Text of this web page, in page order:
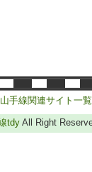
山手線関連サイト一覧
tdyAll Right